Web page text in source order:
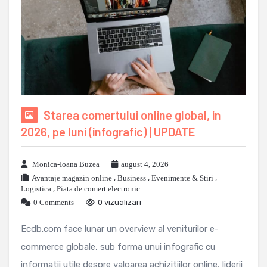
Starea comertului online global, in
2026, pe luni (infografic) | UPDATE
Monica-Ioana Buzea
august 4, 2026
Avantaje magazin online , Business , Evenimente & Stiri ,
Logistica , Piata de comert electronic
0 Comments
0 vizualizari
Ecdb.com face lunar un overview al veniturilor e-
commerce globale, sub forma unui infografic cu
informatii utile despre valoarea achizitiilor online, liderii